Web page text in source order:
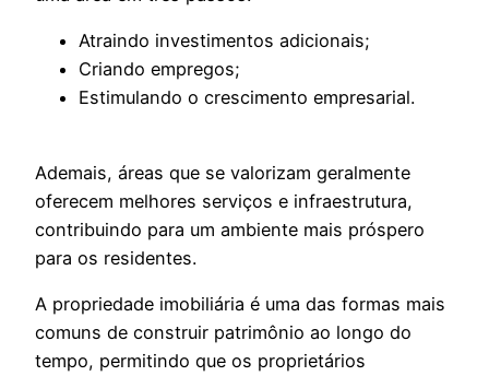
Atraindo investimentos adicionais;
Criando empregos;
Estimulando o crescimento empresarial.
Ademais, áreas que se valorizam geralmente
oferecem melhores serviços e infraestrutura,
contribuindo para um ambiente mais próspero
para os residentes.
A propriedade imobiliária é uma das formas mais
comuns de construir patrimônio ao longo do
tempo, permitindo que os proprietários